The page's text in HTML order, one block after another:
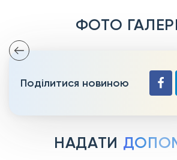
ФОТО
Поділитися новиною
НАДАТИ